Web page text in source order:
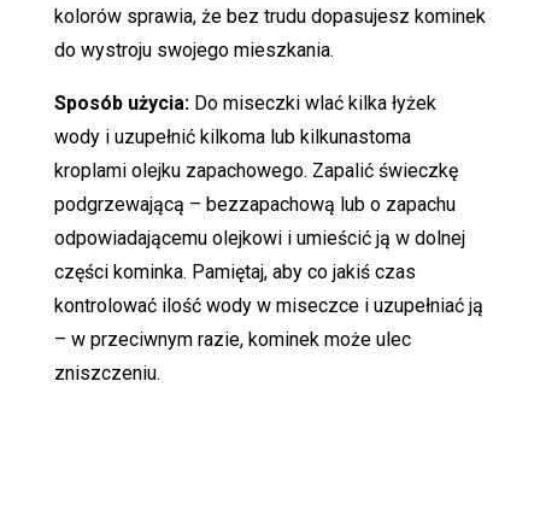
kolorów sprawia, że bez trudu dopasujesz kominek
do wystroju swojego mieszkania.
Sposób użycia: Do miseczki wlać kilka łyżek
wody i uzupełnić kilkoma lub kilkunastoma
kroplami olejku zapachowego. Zapalić świeczkę
podgrzewającą – bezzapachową lub o zapachu
odpowiadającemu olejkowi i umieścić ją w dolnej
części kominka. Pamiętaj, aby co jakiś czas
kontrolować ilość wody w miseczce i uzupełniać ją
– w przeciwnym razie, kominek może ulec
zniszczeniu.